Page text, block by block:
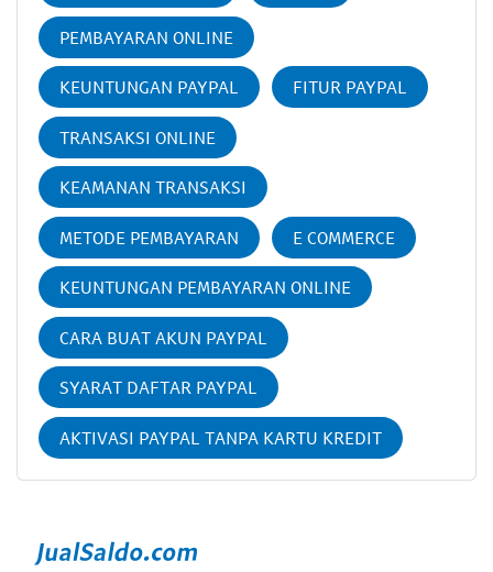
PEMBAYARAN ONLINE
KEUNTUNGAN PAYPAL FITUR PAYPAL
TRANSAKSI ONLINE
KEAMANAN TRANSAKSI
METODE PEMBAYARAN E COMMERCE
KEUNTUNGAN PEMBAYARAN ONLINE
CARA BUAT AKUN PAYPAL
SYARAT DAFTAR PAYPAL
AKTIVASI PAYPAL TANPA KARTU KREDIT